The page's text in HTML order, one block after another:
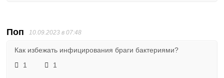
Поп 10.09.2023 в 07:48
Как избежать инфицирования браги бактериями?
1
1